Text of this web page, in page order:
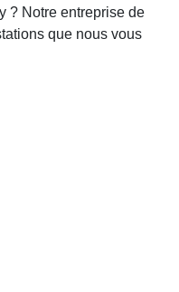
? Notre entreprise de
que nous vous